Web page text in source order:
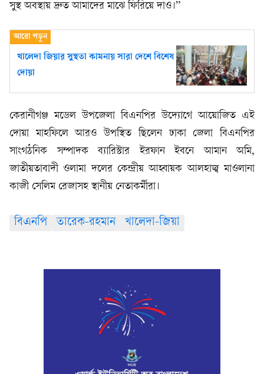
সুস্থ অবস্থায় দ্রুত আমাদের মাঝে ফিরিয়ে দাও।”
খালেদা জিয়ার সুস্থতা কামনায় সারা দেশে বিশেষ
দোয়া
কেরানীগঞ্জ মডেল উপজেলা বিএনপির উদ্যোগে আয়োজিত এই
দোয়া মাহফিলে আরও উপস্থিত ছিলেন ঢাকা জেলা বিএনপির
সাংগঠনিক সম্পাদক ব্যারিস্টার ইরফান ইবনে আমান অমি,
জাতীয়তাবাদী ওলামা দলের কেন্দ্রীয় আহ্বায়ক আলহাজ্ব মাওলানা
কাজী সেলিম রেজাসহ স্থানীয় নেতাকর্মীরা।
বিএনপি তারেক-রহমান খালেদা-জিয়া